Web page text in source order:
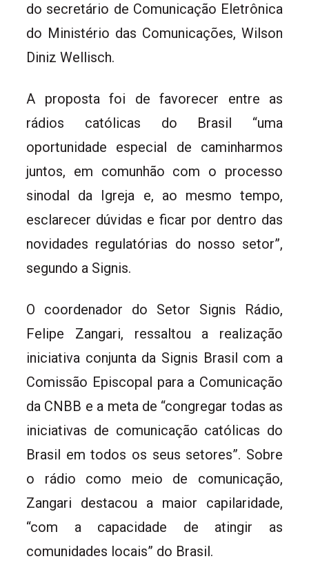
do secretário de Comunicação Eletrônica
do Ministério das Comunicações, Wilson
Diniz Wellisch.
A proposta foi de favorecer entre as
rádios católicas do Brasil “uma
oportunidade especial de caminharmos
juntos, em comunhão com o processo
sinodal da Igreja e, ao mesmo tempo,
esclarecer dúvidas e ficar por dentro das
novidades regulatórias do nosso setor”,
segundo a Signis.
O coordenador do Setor Signis Rádio,
Felipe Zangari, ressaltou a realização
iniciativa conjunta da Signis Brasil com a
Comissão Episcopal para a Comunicação
da CNBB e a meta de “congregar todas as
iniciativas de comunicação católicas do
Brasil em todos os seus setores”. Sobre
o rádio como meio de comunicação,
Zangari destacou a maior capilaridade,
“com a capacidade de atingir as
comunidades locais” do Brasil.